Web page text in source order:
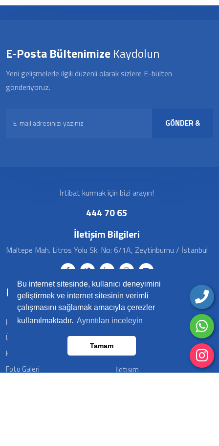
Bu internet sitesinde, kullanıcı deneyimini
geliştirmek ve internet sitesinin verimli
çalışmasını sağlamak amacıyla çerezler
kullanılmaktadır. Ayrıntıları inceleyin
Tamam
E-Posta BültenimizeKaydolun
Yeni gelişmelerle ilgili düzenli olarak sizlere E-bülten
gönderiyoruz.
GÖNDER &
İrtibat kurmak için bizi arayın!
444 70 65
İletişim Bilgileri
Maltepe Mah. Litros Yolu Sk. No: 6/1A, Zeytinburnu / İstanbul
Hızlı Menü
Hakkımızda
Ürünlerimiz
Hizmetlerimiz
Foto Galeri
Fatura Bilgileri
Banka Hesapları
Çerez Politikası
İletişim